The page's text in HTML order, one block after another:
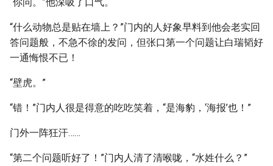
“什么动物总是贴在墙上？”门内的人好象早料到他会老实回
答问题般，不急不徐的发问，但张口第一个问题让白瑞韬好
一通悔恨不已！
“壁虎。”
“错！”门内人很是得意的吃吃笑着，“是海豹，‘海报’也！”
门外一阵狂汗……
“第二个问题听好了！”门内人清了清喉咙，“水姓什么？”